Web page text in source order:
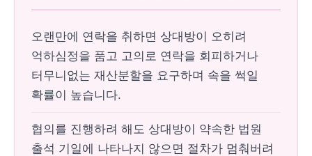
오랜만에 연락을 취하면 상대방이 오히려
억하심정을 품고 고의로 연락을 회피하거나
터무니없는 재산분할을 요구하며 속을 썩일
확률이 높습니다.
협의를 진행하려 해도 상대방이 약속한 법원
출석 기일에 나타나지 않으면 절차가 멈춰버려